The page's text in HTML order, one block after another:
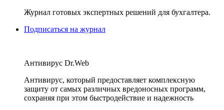
Журнал готовых экспертных решений для бухгалтера.
Подписаться на журнал
Антивирус Dr.Web
Антивирус, который предоставляет комплексную
защиту от самых различных вредоносных программ,
сохраняя при этом быстродействие и надежность